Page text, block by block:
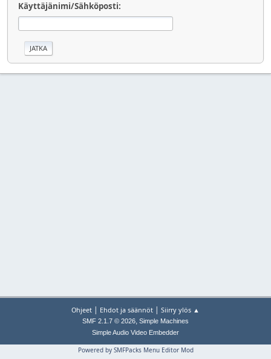
Käyttäjänimi/Sähköposti:
Ohjeet | Ehdot ja säännöt | Siirry ylös ▲
SMF 2.1.7 © 2026, Simple Machines
Simple Audio Video Embedder
Powered by SMFPacks Menu Editor Mod